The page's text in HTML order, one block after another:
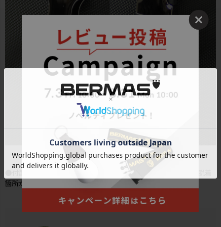
●付属品：取り外し可能なキーホルダー付き。外装・内装に各脱着
箇所があります。